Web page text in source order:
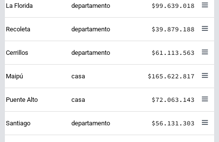
La Florida departamento $99.639.018
Recoleta departamento $39.879.188
Cerrillos departamento $61.113.563
Maipú casa $165.622.817
Puente Alto casa $72.063.143
Santiago departamento $56.131.303